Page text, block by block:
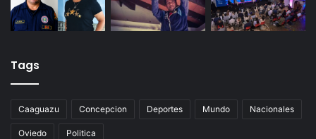
Tags
Caaguazu Concepcion Deportes Mundo Nacionales
Oviedo Politica